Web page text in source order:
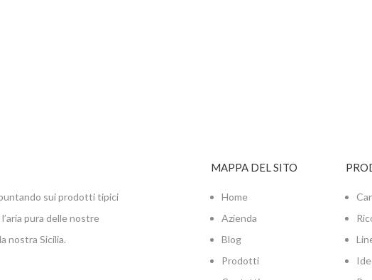
sui prodotti tipici
pura delle nostre
nostra Sicilia.
MAPPA DEL SITO
Home
Azienda
Blog
Prodotti